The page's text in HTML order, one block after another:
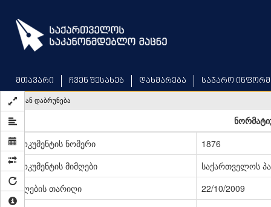
main
content
მთავარი ჩვენ შესახებ დახმარება საჯარო
უკან დაბრუნება
დოკუმენტის ნომერი
1876
დოკუმენტის მიმღები
საქართველოს
მიღების თარიღი
22/10/2009